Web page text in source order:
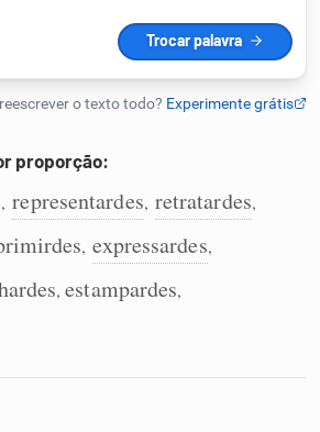
proporção:
, representardes, retratardes,
, expressardes,
,estampardes,